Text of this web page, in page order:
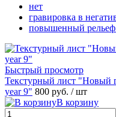
нет
гравировка в
повышенный рельеф
Быстрый просмотр
Текстурный лист "Новый
year 9" 800 руб. / шт
В корзину